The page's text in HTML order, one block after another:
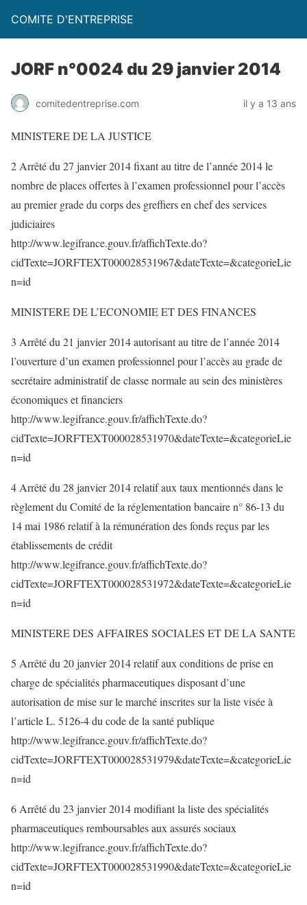
COMITE D'ENTREPRISE
JORF n°0024 du 29 janvier 2014
comitedentreprise.com il y a 13 ans
MINISTERE DE LA JUSTICE
2 Arrêté du 27 janvier 2014 fixant au titre de l’année 2014 le
nombre de places offertes à l’examen professionnel pour l’accès
au premier grade du corps des greffiers en chef des services
judiciaires
http://www.legifrance.gouv.fr/affichTexte.do?
cidTexte=JORFTEXT000028531967&dateTexte=&categorieLie
n=id
MINISTERE DE L’ECONOMIE ET DES FINANCES
3 Arrêté du 21 janvier 2014 autorisant au titre de l’année 2014
l’ouverture d’un examen professionnel pour l’accès au grade de
secrétaire administratif de classe normale au sein des ministères
économiques et financiers
http://www.legifrance.gouv.fr/affichTexte.do?
cidTexte=JORFTEXT000028531970&dateTexte=&categorieLie
n=id
4 Arrêté du 28 janvier 2014 relatif aux taux mentionnés dans le
règlement du Comité de la réglementation bancaire n° 86-13 du
14 mai 1986 relatif à la rémunération des fonds reçus par les
établissements de crédit
http://www.legifrance.gouv.fr/affichTexte.do?
cidTexte=JORFTEXT000028531972&dateTexte=&categorieLie
n=id
MINISTERE DES AFFAIRES SOCIALES ET DE LA SANTE
5 Arrêté du 20 janvier 2014 relatif aux conditions de prise en
charge de spécialités pharmaceutiques disposant d’une
autorisation de mise sur le marché inscrites sur la liste visée à
l’article L. 5126-4 du code de la santé publique
http://www.legifrance.gouv.fr/affichTexte.do?
cidTexte=JORFTEXT000028531979&dateTexte=&categorieLie
n=id
6 Arrêté du 23 janvier 2014 modifiant la liste des spécialités
pharmaceutiques remboursables aux assurés sociaux
http://www.legifrance.gouv.fr/affichTexte.do?
cidTexte=JORFTEXT000028531990&dateTexte=&categorieLie
n=id